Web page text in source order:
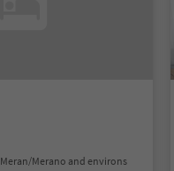
Merano and environs